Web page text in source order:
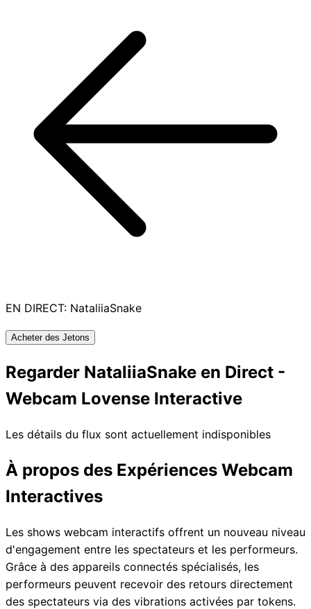
EN DIRECT: NataliiaSnake
Acheter des Jetons
Regarder NataliiaSnake en Direct -
Webcam Lovense Interactive
Les détails du flux sont actuellement indisponibles
À propos des Expériences Webcam
Interactives
Les shows webcam interactifs offrent un nouveau niveau
d'engagement entre les spectateurs et les performeurs.
Grâce à des appareils connectés spécialisés, les
performeurs peuvent recevoir des retours directement
des spectateurs via des vibrations activées par tokens.